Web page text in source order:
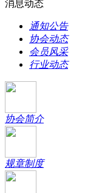
消息动态
通知公告
协会动态
会员风采
行业动态
协会简介
规章制度